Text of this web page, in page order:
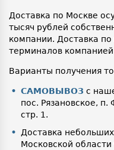
Доставка по Москве
тысяч рублей
компании. Доставка по
терминалов
Варианты получения
САМОВЫВОЗ с
пос. Рязановское,
стр. 1.
Доставка
Московской